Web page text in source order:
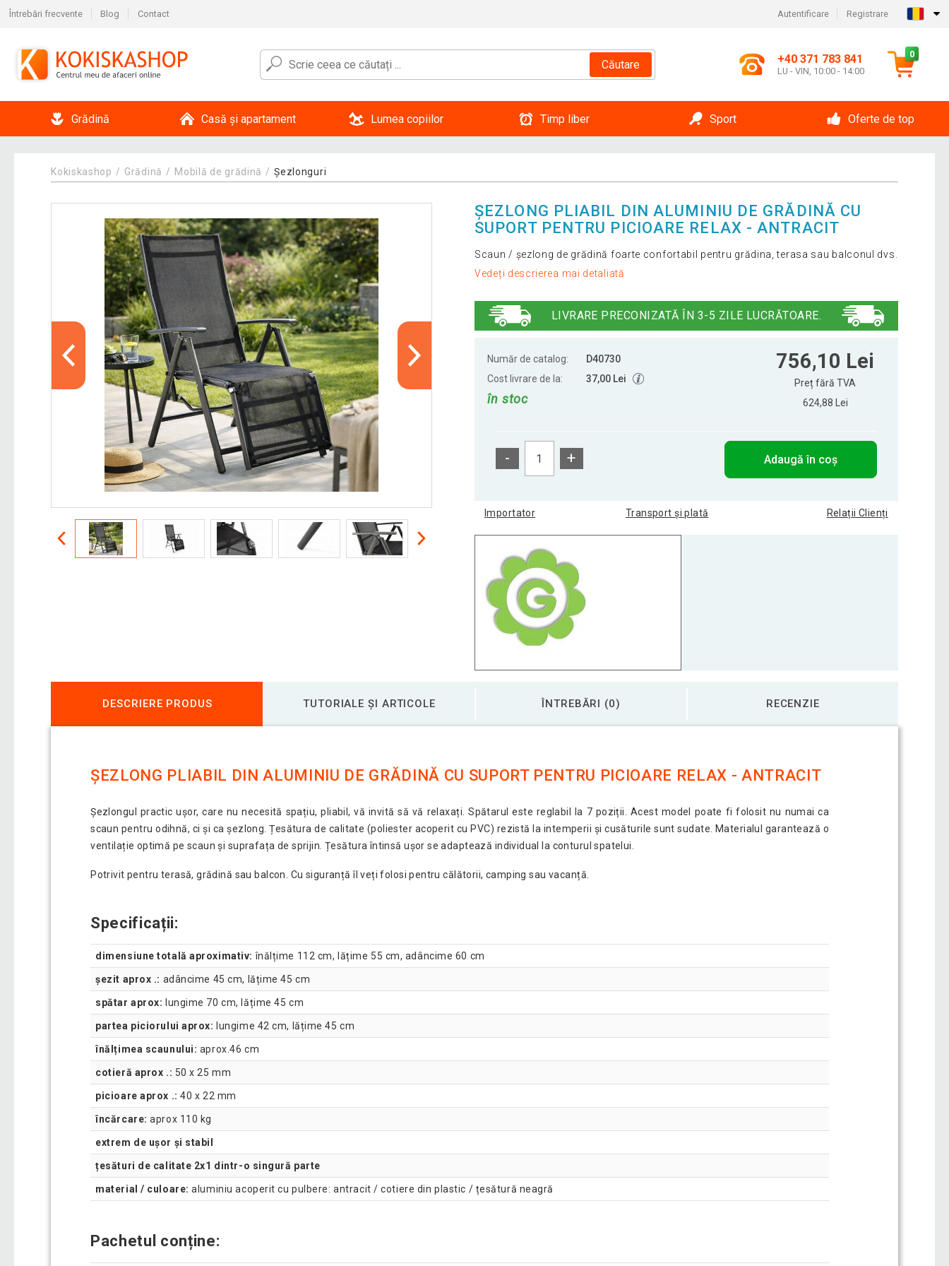
Întrebări frecvente Blog Contact Autentificare Registrare
Căutare +40 371 783 841
LU - VIN, 10:00 - 14:00
0
Grădină Casă și apartament Lumea copiilor Timp liber Sport Oferte de top
Kokiskashop Grădină Mobilă de grădină Șezlonguri
ȘEZLONG PLIABIL DIN ALUMINIU DE GRĂDINĂ CU
SUPORT PENTRU PICIOARE RELAX - ANTRACIT
Scaun / șezlong de grădină foarte confortabil pentru grădina, terasa sau balconul dvs.
Vedeți descrierea mai detaliată
LIVRARE PRECONIZATĂ ÎN 3-5 ZILE LUCRĂTOARE.
Număr de catalog:
D40730
Cost livrare de la:
37,00 Lei
în stoc
756,10 Lei
Preț fără TVA
624,88 Lei
- + Adaugă în coș
Importator Transport și plată Relații Clienți
DESCRIERE PRODUS TUTORIALE ȘI ARTICOLE ÎNTREBĂRI (0) RECENZIE
ȘEZLONG PLIABIL DIN ALUMINIU DE GRĂDINĂ CU SUPORT PENTRU PICIOARE RELAX - ANTRACIT
Șezlongul practic ușor, care nu necesită spațiu, pliabil, vă invită să vă relaxați. Spătarul este reglabil la 7 poziții. Acest model poate fi folosit nu numai ca
scaun pentru odihnă, ci și ca șezlong. Țesătura de calitate (poliester acoperit cu PVC) rezistă la intemperii și cusăturile sunt sudate. Materialul garantează o
ventilație optimă pe scaun și suprafața de sprijin. Țesătura întinsă ușor se adaptează individual la conturul spatelui.
Potrivit pentru terasă, grădină sau balcon. Cu siguranță îl veți folosi pentru călătorii, camping sau vacanță.
Specificații:
dimensiune totală aproximativ: înălțime 112 cm, lățime 55 cm, adâncime 60 cm
șezit aprox .: adâncime 45 cm, lățime 45 cm
spătar aprox: lungime 70 cm, lățime 45 cm
partea piciorului aprox: lungime 42 cm, lățime 45 cm
înălțimea scaunului: aprox.46 cm
cotieră aprox .: 50 x 25 mm
picioare aprox .: 40 x 22 mm
încărcare: aprox 110 kg
extrem de ușor și stabil
țesături de calitate 2x1 dintr-o singură parte
material / culoare: aluminiu acoperit cu pulbere: antracit / cotiere din plastic / țesătură neagră
Pachetul conține: